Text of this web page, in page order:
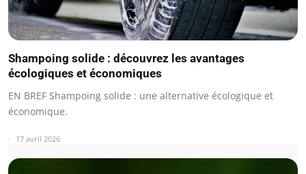
Shampoing solide : découvrez les avantages
écologiques et économiques
EN BREF Shampoing solide : une alternative écologique et
économique.
17 avril 2026